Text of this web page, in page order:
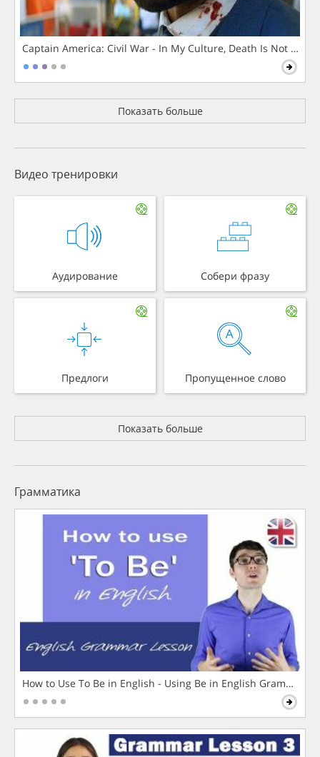
Captain America: Civil War - In My Culture, Death Is Not The
Показать больше
Видео тренировки
Аудирование Собери фразу
Предлоги Пропущенное слово
Показать больше
Грамматика
How to Use To Be in English - Using Be in English Grammar